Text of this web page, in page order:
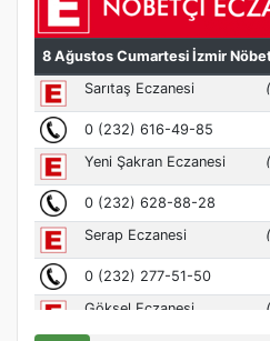
Türkiye’de insanlar
koparıyor mu?